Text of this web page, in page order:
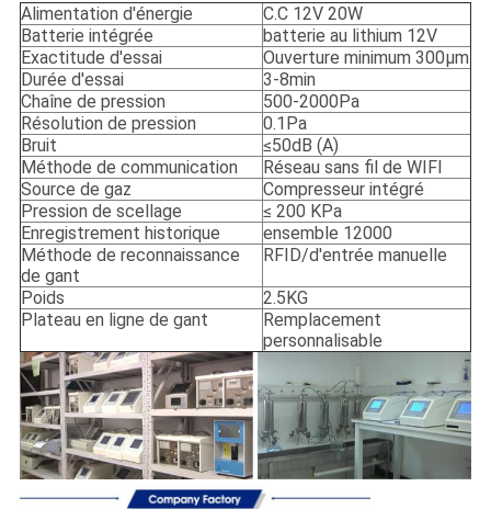
Alimentation d'énergie
C.C 12V 20W
Batterie intégrée
batterie au lithium 12V
Exactitude d'essai
Ouverture minimum 300μm
Durée d'essai
3-8min
Chaîne de pression
500-2000Pa
Résolution de pression
0.1Pa
Bruit
≤50dB (A)
Méthode de communication
Réseau sans fil de WIFI
Source de gaz
Compresseur intégré
Pression de scellage
≤ 200 KPa
Enregistrement historique
ensemble 12000
Méthode de reconnaissance
de gant
RFID/d'entrée manuelle
Poids
2.5KG
Plateau en ligne de gant
Remplacement
personnalisable